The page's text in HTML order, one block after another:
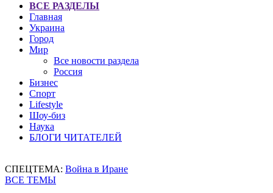
ВСЕ РАЗДЕЛЫ
Главная
Украина
Город
Мир
Все новости раздела
Россия
Бизнес
Спорт
Lifestyle
Шоу-биз
Наука
БЛОГИ ЧИТАТЕЛЕЙ
СПЕЦТЕМА: Война в Иране
ВСЕ ТЕМЫ